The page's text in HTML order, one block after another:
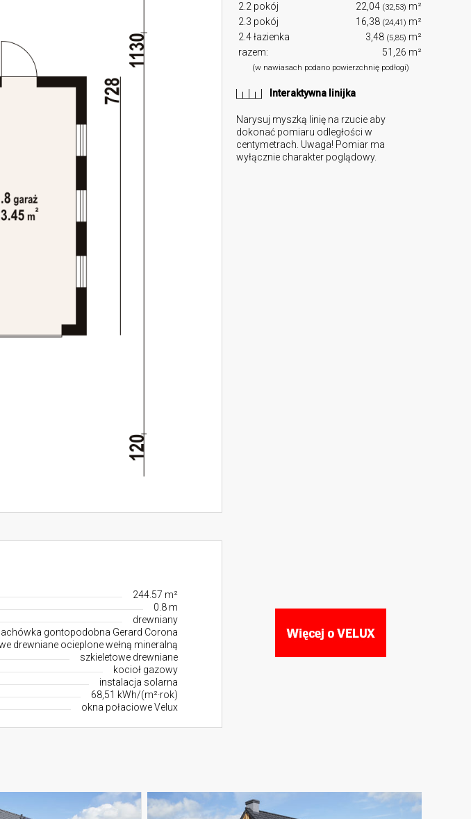
2.2 pokój
22,04 (32,53) m²
2.3 pokój
16,38 (24,41) m²
2.4 łazienka
3,48 (5,85) m²
razem:
51,26 m²
(w nawiasach podano powierzchnię podłogi)
Interaktywna linijka
Narysuj myszką linię na rzucie aby
dokonać pomiaru odległości w
centymetrach. Uwaga! Pomiar ma
wyłącznie charakter poglądowy.
244.57 m²
0.8 m
drewniany
gontopodobna Gerard Corona
drewniane ocieplone wełną mineralną
szkieletowe drewniane
kocioł gazowy
instalacja solarna
68,51 kWh/(m²·rok)
okna połaciowe Velux